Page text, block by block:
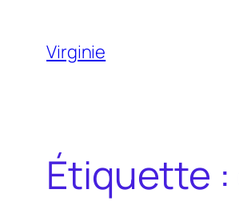
contenu
Virginie
Étiquette :